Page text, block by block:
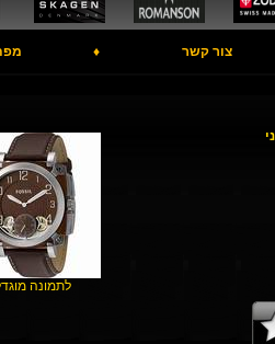
צור קשר ♦
לתמונה